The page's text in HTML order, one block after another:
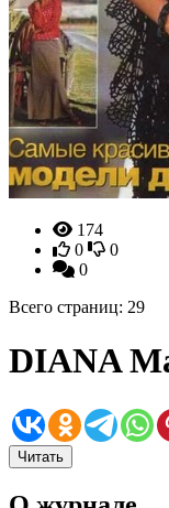
174
0
0
0
Всего страниц: 29
DIANA
Читать